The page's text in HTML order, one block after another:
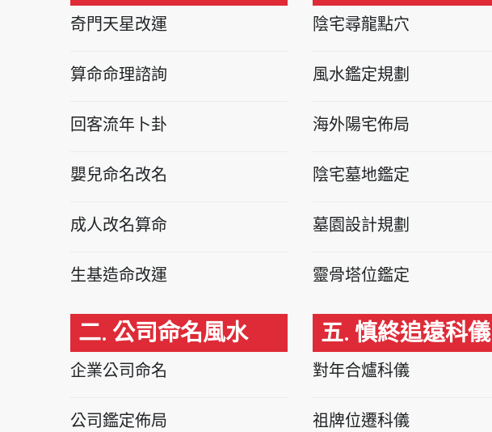
奇門天星改運
算命命理諮詢
回客流年卜卦
嬰兒命名改名
成人改名算命
生基造命改運
二. 公司命名風水
企業公司命名
公司鑑定佈局
陰宅尋龍點穴
風水鑑定規劃
海外陽宅佈局
陰宅墓地鑑定
墓園設計規劃
靈骨塔位鑑定
五. 慎終追遠科儀
對年合爐科儀
祖牌位遷科儀